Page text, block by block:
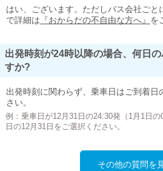
はい、ございます。ただしバス会社ごと
で詳細は 『おからだの不自由な方へ』 を
出発時刻が24時以降の場合、何日
すか?
出発時刻に関わらず、乗車日はご到着日
さい。
例：乗車日が12月31日の24:30発（1月1日
日の12月31日をご選択ください。
その他の質問を